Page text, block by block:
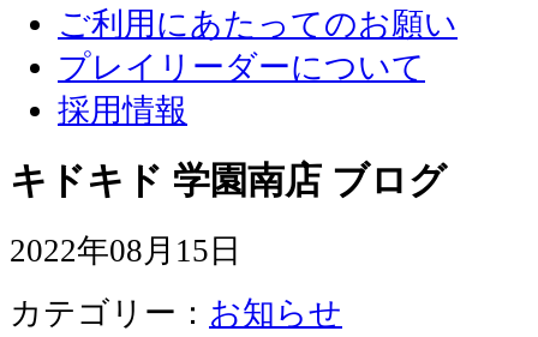
ご利用にあたってのお願い
プレイリーダーについて
採用情報
キドキド 学園南店 ブログ
2022年08月15日
カテゴリー： お知らせ